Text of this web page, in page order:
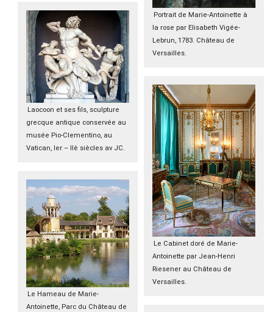
Laocoon et ses fils, sculpture
grecque antique conservée au
musée Pio-Clementino, au
Vatican, Ier – IIè siècles av JC.
Le Hameau de Marie-
Antoinette, Parc du Château de
Portrait de Marie-Antoinette à
la rose par Elisabeth Vigée-
Lebrun, 1783. Château de
Versailles.
Le Cabinet doré de Marie-
Antoinette par Jean-Henri
Riesener au Château de
Versailles.